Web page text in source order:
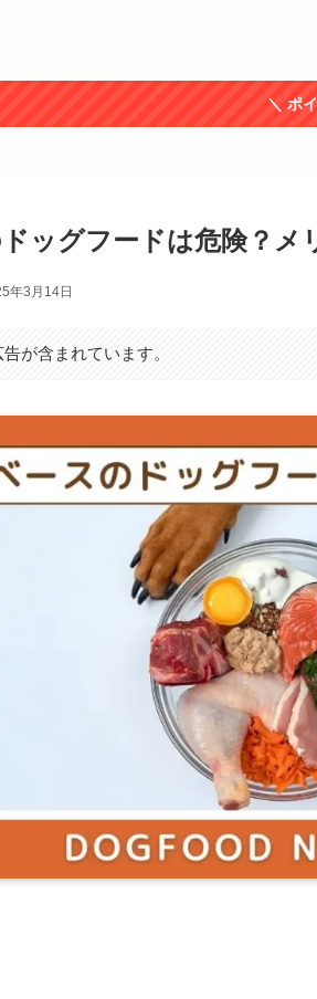
＼ ポ
ッグフードは危険？メ
年3月14日
が含まれています。